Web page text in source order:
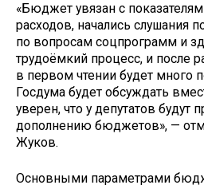
«Бюджет увязан с
расходов, начались слушания
по вопросам соцпрограмм и
трудоёмкий процесс, и после
в первом чтении будет много
Госдума будет обсуждать
уверен, что у депутатов будут
дополнению бюджетов», —
Жуков.
Основными параметрами